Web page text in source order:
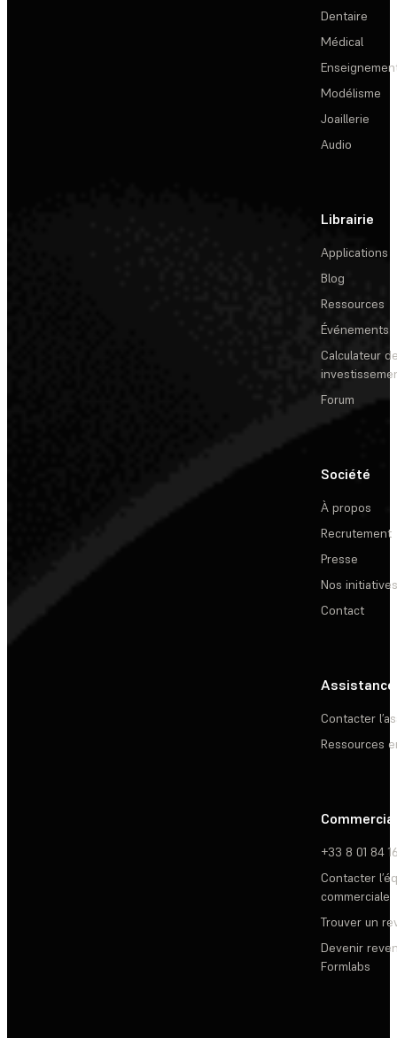
Dentaire
Médical
Modélisme
Joaillerie
Audio
Librairie
Applications
Blog
Ressources
Événements
Calculateur
Forum
Société
À propos
Recrutement
Presse
Nos initiatives
Contact
Assistance
Contacter
Ressources
Commercial
+33 8 01 84
Contacter
commerciale
Trouver un
Devenir
Formlabs